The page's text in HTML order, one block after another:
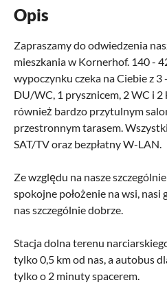
Opis
Zapraszamy do odwiedzenia
mieszkania w Kornerhof. 140 -
wypoczynku czeka na Ciebie z 3
DU/WC, 1 prysznicem, 2 WC i
również bardzo przytulnym
przestronnym tarasem.
SAT/TV oraz bezpłatny W-LAN.
Ze względu na nasze
spokojne położenie na wsi, nasi
nas szczególnie dobrze.
Stacja dolna terenu
tylko 0,5 km od nas, a autobus
tylko o 2 minuty spacerem.